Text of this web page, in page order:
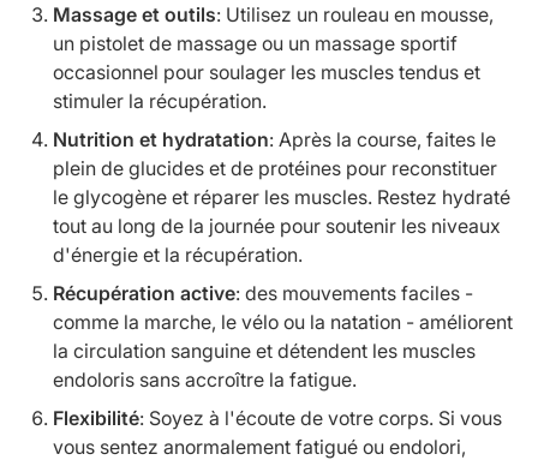
Massage et outils: Utilisez un rouleau en mousse,
un pistolet de massage ou un massage sportif
occasionnel pour soulager les muscles tendus et
stimuler la récupération.
Nutrition et hydratation: Après la course, faites le
plein de glucides et de protéines pour reconstituer
le glycogène et réparer les muscles. Restez hydraté
tout au long de la journée pour soutenir les niveaux
d'énergie et la récupération.
Récupération active: des mouvements faciles -
comme la marche, le vélo ou la natation - améliorent
la circulation sanguine et détendent les muscles
endoloris sans accroître la fatigue.
Flexibilité: Soyez à l'écoute de votre corps. Si vous
vous sentez anormalement fatigué ou endolori,